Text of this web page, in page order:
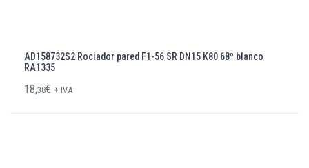
AD158732S2 Rociador pared F1-56 SR DN15 K80 68º blanco
RA1335
18,38€ + IVA